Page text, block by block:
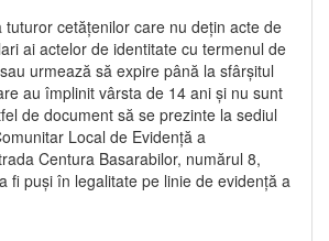
tuturor cetățenilor care nu dețin acte de
ai actelor de identitate cu termenul de
urmează să expire până la sfârșitul
au împlinit vârsta de 14 ani și nu sunt
de document să se prezinte la sediul
Local de Evidență a
Centura Basarabilor, numărul 8,
fi puși în legalitate pe linie de evidență a